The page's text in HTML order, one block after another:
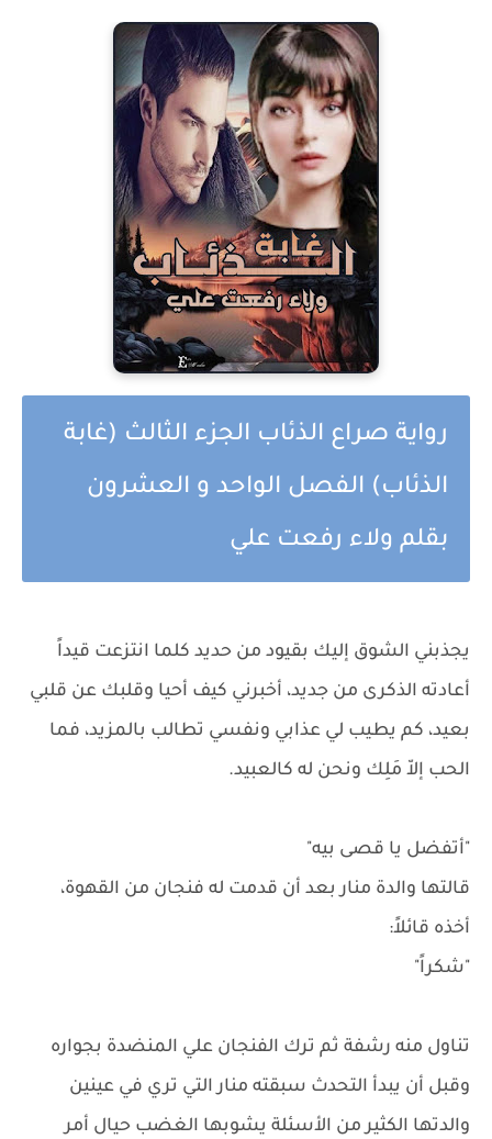
رواية صراع الذئاب الجزء الثالث (غابة
الذئاب) الفصل الواحد و العشرون
بقلم ولاء رفعت علي
يجذبني الشوق إليك بقيود من حديد كلما انتزعت قيداً
أعادته الذكرى من جديد، أخبرني كيف أحيا وقلبك عن قلبي
بعيد، كم يطيب لي عذابي ونفسي تطالب بالمزيد، فما
الحب إلاّ مَلِك ونحن له كالعبيد.
"أتفضل يا قصى بيه"
قالتها والدة منار بعد أن قدمت له فنجان من القهوة،
أخذه قائلاً:
"شكراً"
تناول منه رشفة ثم ترك الفنجان علي المنضدة بجواره
وقبل أن يبدأ التحدث سبقته منار التي تري في عينين
والدتها الكثير من الأسئلة يشوبها الغضب حيال أمر